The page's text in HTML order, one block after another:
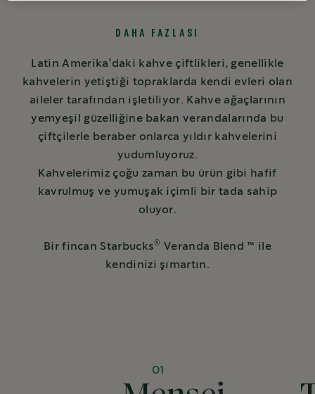
DAHA FAZLASI
Latin Amerika’daki kahve çiftlikleri, genellikle
kahvelerin yetiştiği topraklarda kendi evleri olan
aileler tarafından işletiliyor. Kahve ağaçlarının
yemyeşil güzelliğine bakan verandalarında bu
çiftçilerle beraber onlarca yıldır kahvelerini
yudumluyoruz.
Kahvelerimiz çoğu zaman bu ürün gibi hafif
kavrulmuş ve yumuşak içimli bir tada sahip
oluyor.
Bir fincan Starbucks® Veranda Blend ™ ile
kendinizi şımartın.
01